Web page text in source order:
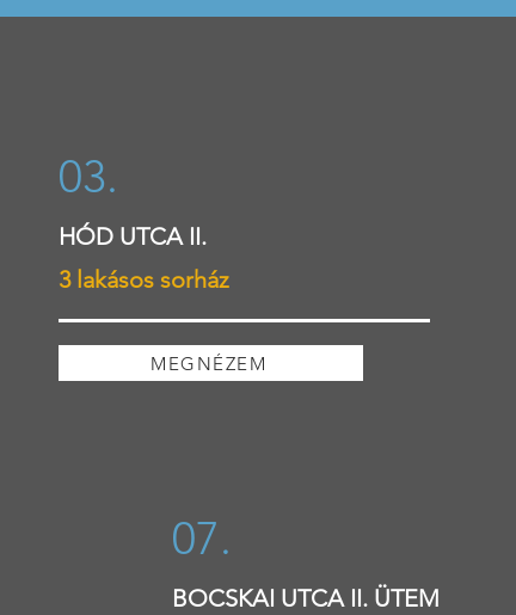
03.
HÓD UTCA II.
3 lakásos sorház
MEGNÉZEM
07.
BOCSKAI UTCA II. ÜTEM